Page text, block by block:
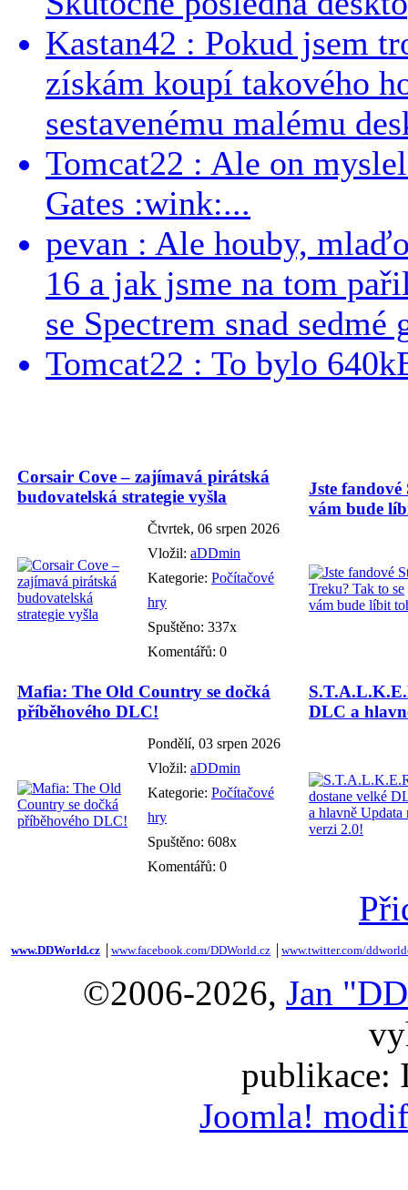
Kastan42 : Pokud jsem
získám koupí takového
sestavenému malému
Tomcat22 : Ale on
Gates :wink:...
pevan : Ale houby,
16 a jak jsme na tom
se Spectrem snad sedmé
Tomcat22 : To bylo
Corsair Cove – zajímavá pirátská
budovatelská strategie vyšla
Čtvrtek, 06 srpen 2026
Vložil: aDDmin
Kategorie: Počítačové
hry
Spuštěno: 337x
Komentářů: 0
Jste
vám bude
Mafia: The Old Country se dočká
příběhového DLC!
Pondělí, 03 srpen 2026
Vložil: aDDmin
Kategorie: Počítačové
hry
Spuštěno: 608x
Komentářů: 0
DLC a
www.DDWorld.cz www.facebook.com/DDWorld.cz www.twitter.com/
©2006-2026, Jan
publikace:
Joomla!